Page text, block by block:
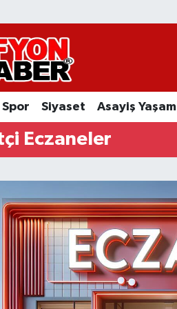
Spor Siyaset Asayiş Yaşam
Eczaneler